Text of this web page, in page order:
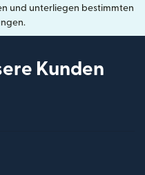
und unterliegen bestimmten
Kunden